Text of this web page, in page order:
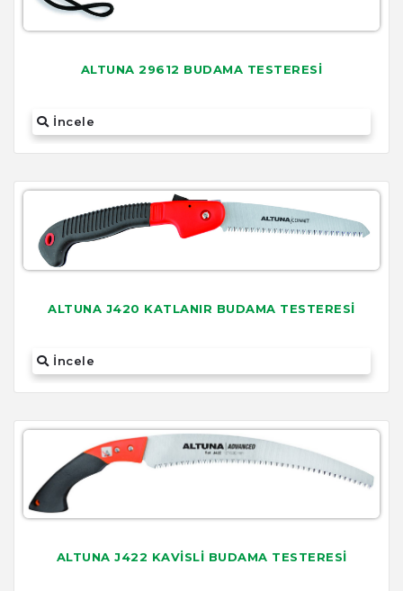
ALTUNA 29612 BUDAMA TESTERESİ
İncele
ALTUNA J420 KATLANIR BUDAMA TESTERESİ
İncele
ALTUNA J422 KAVİSLİ BUDAMA TESTERESİ